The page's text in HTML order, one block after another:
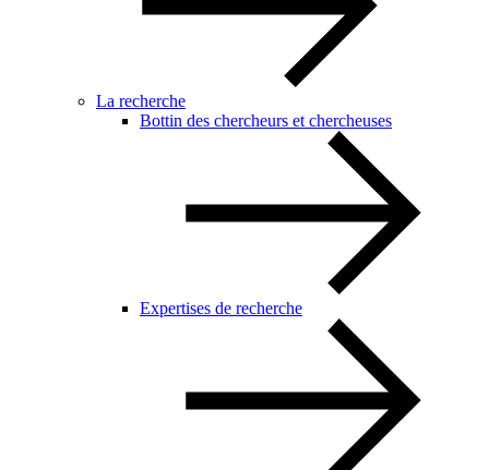
La recherche
Bottin des chercheurs et chercheuses
Expertises de recherche